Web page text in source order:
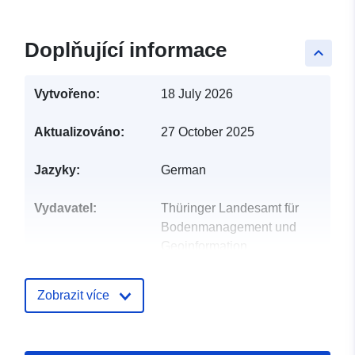
keyboard_arrow_up
Doplňující informace
Vytvořeno: 18 July 2026
Aktualizováno: 27 October 2025
Jazyky: German
Vydavatel:
Thüringer Landesamt für
Bodenmanagement und
Zobrazit více